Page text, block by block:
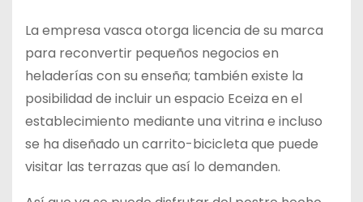
La empresa vasca otorga licencia de su marca
para reconvertir pequeños negocios en
heladerías con su enseña; también existe la
posibilidad de incluir un espacio Eceiza en el
establecimiento mediante una vitrina e incluso
se ha diseñado un carrito-bicicleta que puede
visitar las terrazas que así lo demanden.